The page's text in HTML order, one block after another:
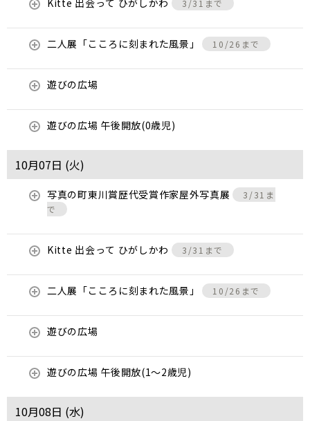
Kitte 出会って ひがしかわ 3/31まで
二人展「こころに刻まれた風景」 10/26まで
遊びの広場
遊びの広場 午後開放(0歳児)
10月07日 (火)
写真の町東川賞歴代受賞作家屋外写真展
3/31ま
で
Kitte 出会って ひがしかわ 3/31まで
二人展「こころに刻まれた風景」 10/26まで
遊びの広場
遊びの広場 午後開放(1～2歳児)
10月08日 (水)